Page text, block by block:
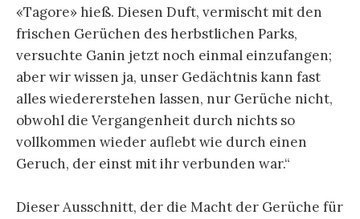
«Tagore» hieß. Diesen Duft, vermischt mit den
frischen Gerüchen des herbstlichen Parks,
versuchte Ganin jetzt noch einmal einzufangen;
aber wir wissen ja, unser Gedächtnis kann fast
alles wiedererstehen lassen, nur Gerüche nicht,
obwohl die Vergangenheit durch nichts so
vollkommen wieder auflebt wie durch einen
Geruch, der einst mit ihr verbunden war.“
Dieser Ausschnitt, der die Macht der Gerüche für